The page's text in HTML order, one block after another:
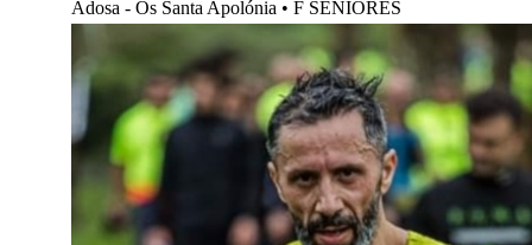
Adosa - Os Santa Apolónia • F SENIORES